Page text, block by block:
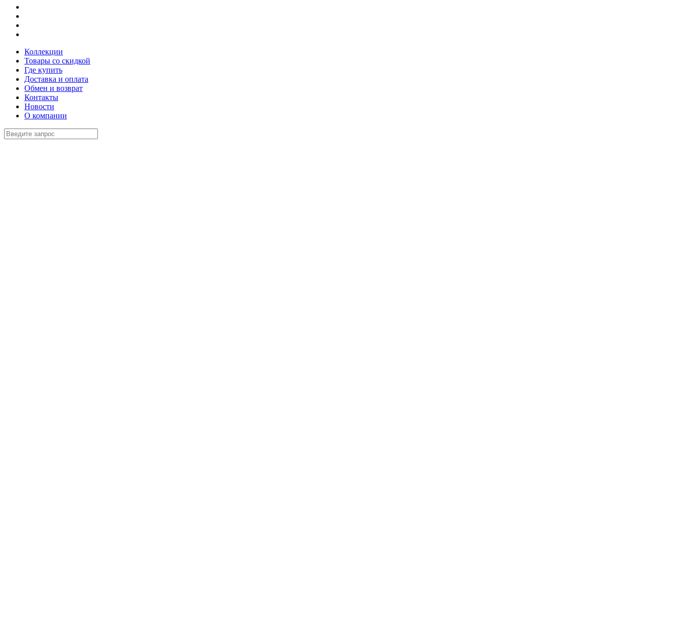
Коллекции
Товары со скидкой
Где купить
Доставка и оплата
Обмен и возврат
Контакты
Новости
О компании